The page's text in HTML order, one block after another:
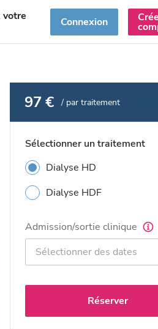
votre Connexion
97 € / par traitement
Sélectionner un traitement
Dialyse HD
Dialyse HDF
Admission/sortie clinique
Réserver